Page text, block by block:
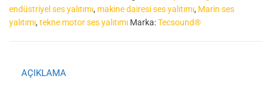
endüstriyel ses yalıtımı, makine dairesi ses yalıtımı, Marin ses
yalıtımı, tekne motor ses yalıtımı Marka:Tecsound®
AÇIKLAMA